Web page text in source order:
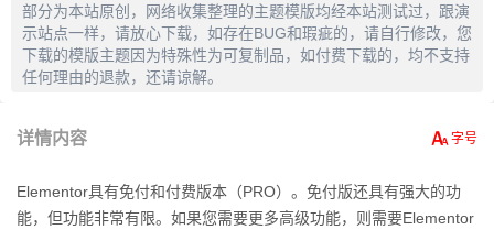
部分为本站原创，网络收集整理的主题模版均经本站测试过，跟演
示站点一样，请放心下载，如存在BUG和瑕疵的，请自行修改，您
下载的模版主题因为特殊性为可复制品，如付费下载的，均不支持
任何理由的退款，还请谅解。
详情内容
Elementor具有免付和付费版本（PRO）。免付版还具有强大的功
能，但功能非常有限。如果您需要更多高级功能，则需要Elementor